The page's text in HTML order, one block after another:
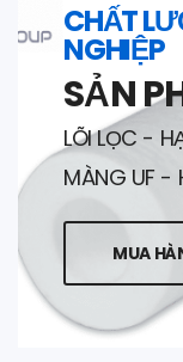
CHẤT
NGHIỆP
SẢN
LÕI LỌC -
MÀNG UF -
MUA